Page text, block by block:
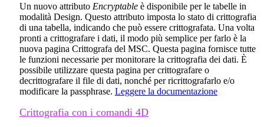
Un nuovo attributo Encryptable è disponibile per le tabelle in
modalità Design. Questo attributo imposta lo stato di crittografia
di una tabella, indicando che può essere crittografata. Una volta
pronti a crittografare i dati, il modo più semplice per farlo è la
nuova pagina Crittografa del MSC. Questa pagina fornisce tutte
le funzioni necessarie per monitorare la crittografia dei dati. È
possibile utilizzare questa pagina per crittografare o
decrittografare il file di dati, nonché per ricrittografarlo e/o
modificare la passphrase. Leggere la documentazione
Crittografia con i comandi 4D